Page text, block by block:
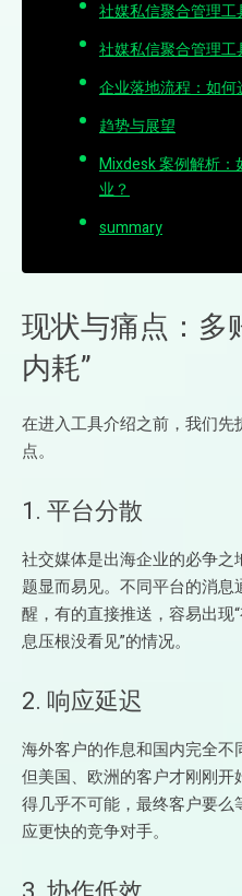
社媒私信聚合管理
社媒私信聚合管理工
企业落地流程：如何
趋势与展望
Mixdesk 案例解析：
业？
summary
现状与痛点：多
内耗”
在进入工具介绍之前，我们
点。
1. 平台分散
社交媒体是出海企业的必争
题显而易见。不同平台的消
醒，有的直接推送，容易出现
息压根没看见”的情况。
2. 响应延迟
海外客户的作息和国内完全不
但美国、欧洲的客户才刚刚开
得几乎不可能，最终客户要
应更快的竞争对手。